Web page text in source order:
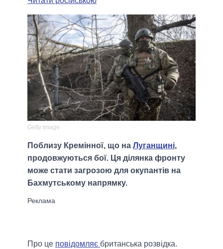
Getty Image
Поблизу Кремінної, що на Луганщині,
продовжуються бої. Ця ділянка фронту
може стати загрозою для окупантів на
Бахмутському напрямку.
Про це повідомляє британська розвідка.